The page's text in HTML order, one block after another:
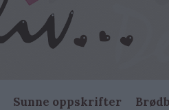
Sunne oppskrifter